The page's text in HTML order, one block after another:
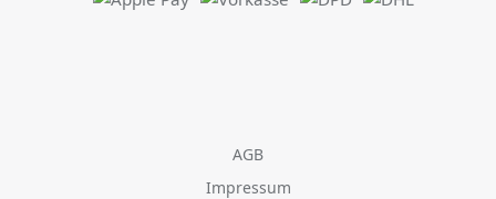
AGB
Impressum